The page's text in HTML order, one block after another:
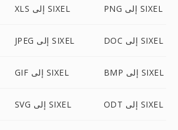
XLS إلى SIXEL PNG إلى SIXEL
JPEG إلى SIXEL DOC إلى SIXEL
GIF إلى SIXEL BMP إلى SIXEL
SVG إلى SIXEL ODT إلى SIXEL